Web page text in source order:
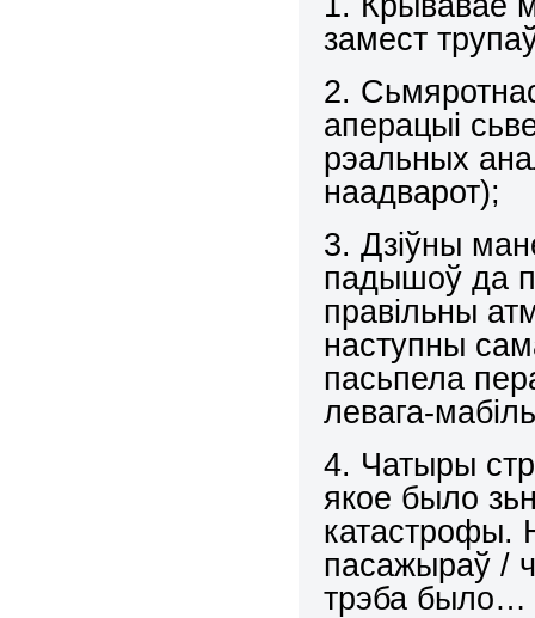
замест
2.
аперацыі
рэальных
наадварот);
3. Дзіўны
падышоў да
правільны
наступны
пасьпела
левага-
4. Чатыры
якое было
катастрофы.
пасажыраў /
трэба было…